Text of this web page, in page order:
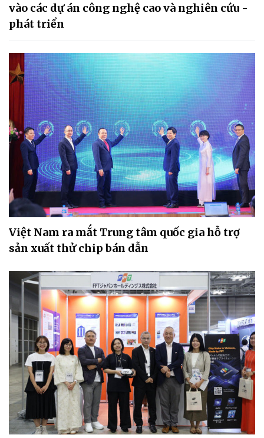
vào các dự án công nghệ cao và nghiên cứu -
phát triển
Việt Nam ra mắt Trung tâm quốc gia hỗ trợ
sản xuất thử chip bán dẫn